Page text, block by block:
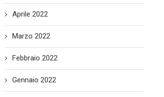
Aprile 2022
Marzo 2022
Febbraio 2022
Gennaio 2022